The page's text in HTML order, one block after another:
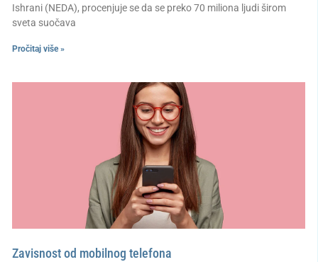
Ishrani (NEDA), procenjuje se da se preko 70 miliona ljudi širom
sveta suočava
Pročitaj više »
Zavisnost od mobilnog telefona